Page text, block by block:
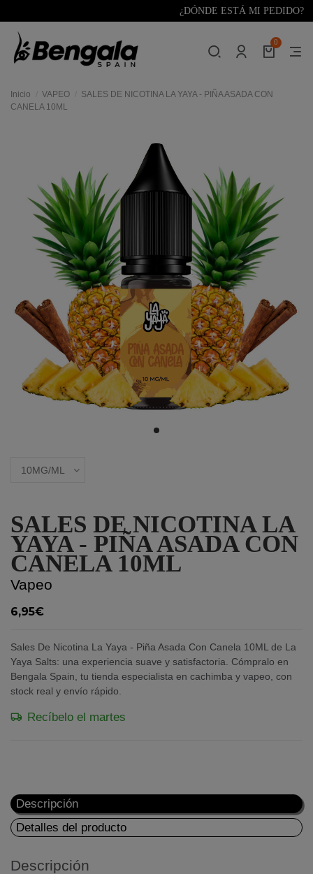
¿DÓNDE ESTÁ MI PEDIDO?
0
Inicio VAPEO
SALES DE NICOTINA LA YAYA - PIÑA ASADA CON
CANELA 10ML
SALES DE NICOTINA LA
YAYA - PIÑA ASADA CON
CANELA 10ML
Vapeo
6,95€
Sales De Nicotina La Yaya - Piña Asada Con Canela 10ML de La
Yaya Salts: una experiencia suave y satisfactoria. Cómpralo en
Bengala Spain, tu tienda especialista en cachimba y vapeo, con
stock real y envío rápido.
Recíbelo el martes
Descripción
Detalles del producto
Descripción